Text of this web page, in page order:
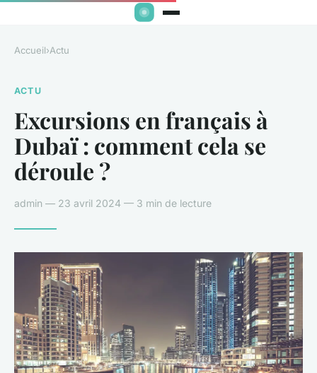
Accueil›Actu
ACTU
Excursions en français à
Dubaï : comment cela se
déroule ?
admin — 23 avril 2024 — 3 min de lecture